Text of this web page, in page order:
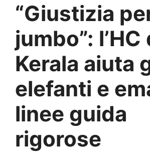
“Giustizia
jumbo”: l’HC
Kerala aiuta
elefanti e
linee guida
rigorose